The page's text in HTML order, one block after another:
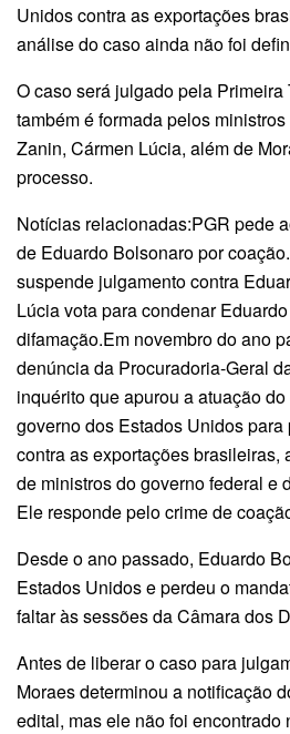
Unidos contra as exportações
análise do caso ainda não foi
O caso será julgado pela Primeira
também é formada pelos
Zanin, Cármen Lúcia, além de
processo.
Notícias relacionadas:PGR pede
de Eduardo Bolsonaro por
suspende julgamento contra
Lúcia vota para condenar
difamação.Em novembro do ano
denúncia da Procuradoria-Geral
inquérito que apurou a atuação
governo dos Estados Unidos para
contra as exportações brasileiras,
de ministros do governo federal e
Ele responde pelo crime de
Desde o ano passado, Eduardo
Estados Unidos e perdeu o
faltar às sessões da Câmara dos
Antes de liberar o caso para
Moraes determinou a notificação
edital, mas ele não foi